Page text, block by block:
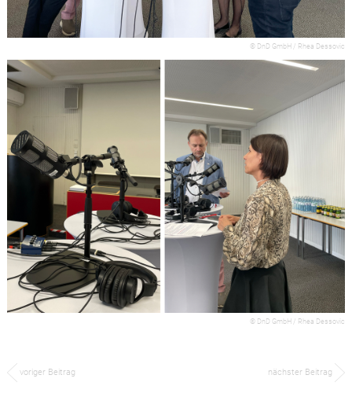
© DnD GmbH / Rhea Dessovic
© DnD GmbH / Rhea Dessovic
voriger Beitrag nächster Beitrag